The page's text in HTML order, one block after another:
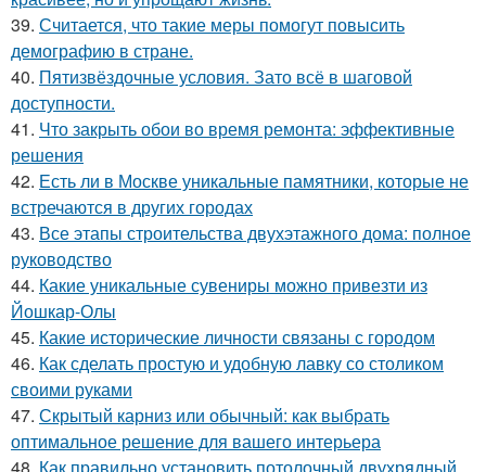
39. Считается, что такие меры помогут повысить
демографию в стране.
40. Пятизвёздочные условия. Зато всё в шаговой
доступности.
41. Что закрыть обои во время ремонта: эффективные
решения
42. Есть ли в Москве уникальные памятники, которые не
встречаются в других городах
43. Все этапы строительства двухэтажного дома: полное
руководство
44. Какие уникальные сувениры можно привезти из
Йошкар-Олы
45. Какие исторические личности связаны с городом
46. Как сделать простую и удобную лавку со столиком
своими руками
47. Скрытый карниз или обычный: как выбрать
оптимальное решение для вашего интерьера